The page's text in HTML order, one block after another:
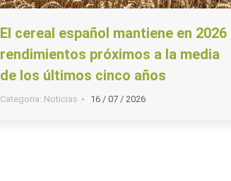
El cereal español mantiene en 2026
rendimientos próximos a la media
de los últimos cinco años
Categoria: Noticias 16 / 07 / 2026